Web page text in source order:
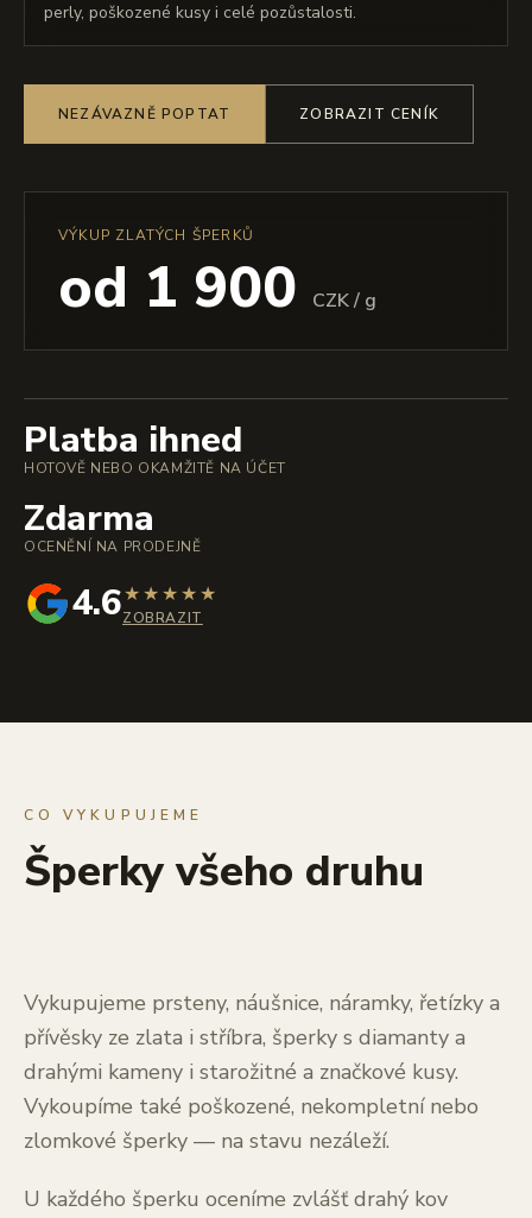
perly, poškozené kusy i celé pozůstalosti.
NEZÁVAZNĚ POPTAT ZOBRAZIT CENÍK
VÝKUP ZLATÝCH ŠPERKŮ
od 1 900 CZK / g
Platba ihned
HOTOVĚ NEBO OKAMŽITĚ NA ÚČET
Zdarma
OCENĚNÍ NA PRODEJNĚ
4.6★★★★★
ZOBRAZIT
CO VYKUPUJEME
Šperky všeho druhu
Vykupujeme prsteny, náušnice, náramky, řetízky a
přívěsky ze zlata i stříbra, šperky s diamanty a
drahými kameny i starožitné a značkové kusy.
Vykoupíme také poškozené, nekompletní nebo
zlomkové šperky — na stavu nezáleží.
U každého šperku oceníme zvlášť drahý kov